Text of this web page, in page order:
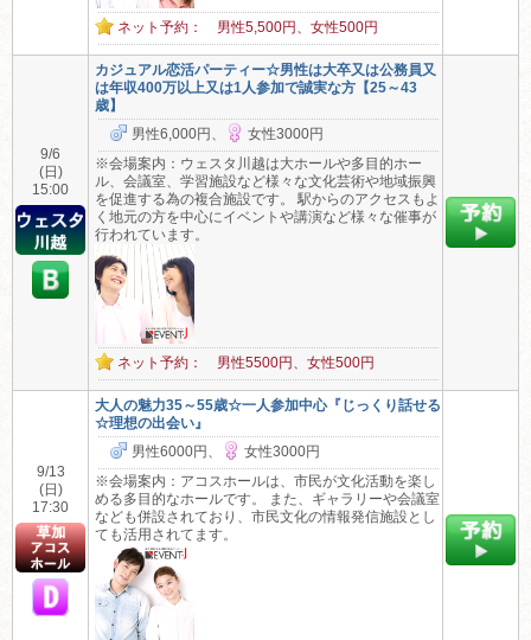
ネット予約： 男性5,500円、女性500円
9/6
(日)
15:00
カジュアル恋活パーティー☆男性は大卒又は公務員又
は年収400万以上又は1人参加で誠実な方【25～43
歳】
男性6,000円、
女性3000円
※会場案内：ウェスタ川越は大ホールや多目的ホー
ル、会議室、学習施設など様々な文化芸術や地域振興
を促進する為の複合施設です。 駅からのアクセスもよ
く地元の方を中心にイベントや講演など様々な催事が
行われています。
ネット予約： 男性5500円、女性500円
9/13
(日)
17:30
大人の魅力35～55歳☆一人参加中心『じっくり話せる
☆理想の出会い』
男性6000円、
女性3000円
※会場案内：アコスホールは、市民が文化活動を楽し
める多目的なホールです。 また、ギャラリーや会議室
なども併設されており、市民文化の情報発信施設とし
ても活用されてます。